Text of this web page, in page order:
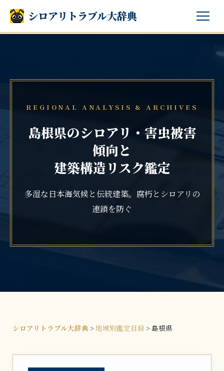
シロアリトラブル大辞典
REGIONAL ANALYSIS & ARCHIVES
島根県のシロアリ・害虫被害
傾向と
建築構造リスク鑑定
多湿な日本海気候と伝統建築。腐朽とシロアリの
連鎖を防ぐ
シロアリトラブル大辞典 > 地域別鑑定目録 > 島根県